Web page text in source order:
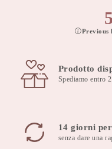
cintura
Gurtfix
quantità
Previous
Prodotto
Spediamo entro
14 giorni
senza dare una